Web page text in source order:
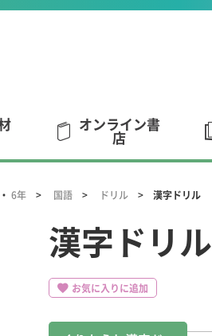
オンライン書
店
・ 6年 国語 ドリル 漢字ドリル
漢字ドリル
お気に入りに追加